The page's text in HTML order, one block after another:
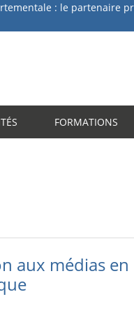
partenaire privilégié
FORMATIONS
aux médias en